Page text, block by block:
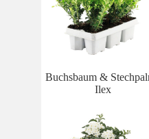
Buchsbaum &
Ilex